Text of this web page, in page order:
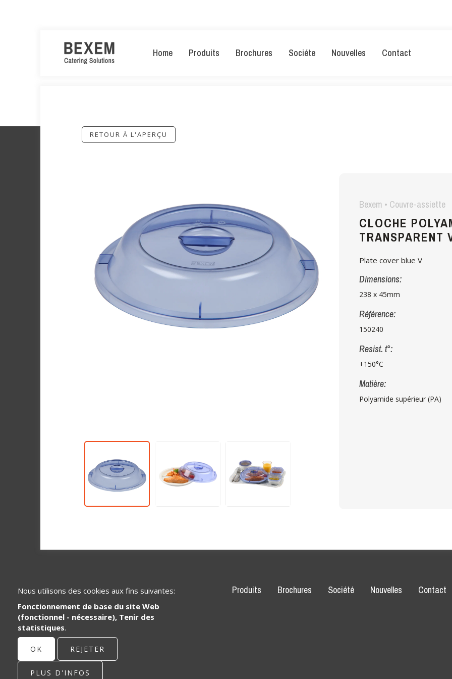
Home Produits Brochures Sociéte Nouvelles Contact
RETOUR À L'APERÇU
Bexem • Couvre-assiette
CLOCHE
TRANSPARENT
Plate cover blue V
Dimensions:
238 x 45mm
Référence:
150240
Resist. t°:
+150°C
Matière:
Polyamide supérieur (PA)
Spécialisé dans le développement et la
distribution de pièces de systèmes en
plastique pour le secteur de la santé et
de la restauration.
Produits Brochures Société Nouvelles Contact
Nous utilisons des cookies aux fins suivantes:
Fonctionnement de base du site Web
(fonctionnel - nécessaire), Tenir des
statistiques.
OK REJETER
PLUS D'INFOS